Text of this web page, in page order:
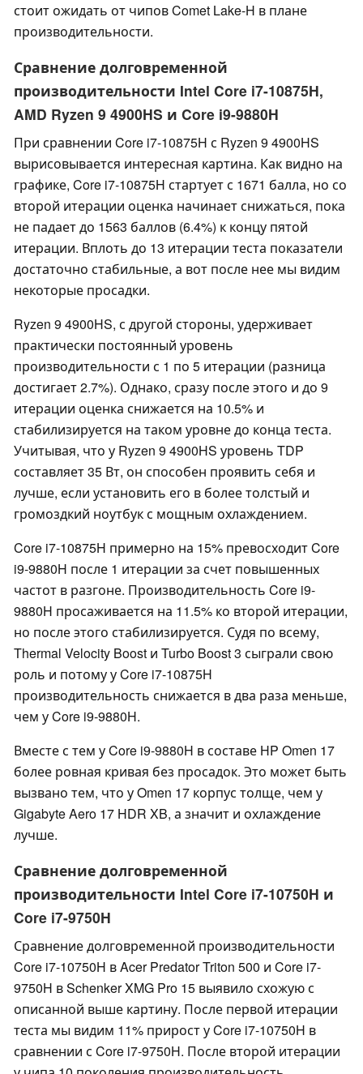
стоит ожидать от чипов Comet Lake-H в плане
производительности.
Сравнение долговременной
производительности Intel Core i7-10875H,
AMD Ryzen 9 4900HS и Core i9-9880H
При сравнении Core i7-10875H с Ryzen 9 4900HS
вырисовывается интересная картина. Как видно на
графике, Core i7-10875H стартует с 1671 балла, но со
второй итерации оценка начинает снижаться, пока
не падает до 1563 баллов (6.4%) к концу пятой
итерации. Вплоть до 13 итерации теста показатели
достаточно стабильные, а вот после нее мы видим
некоторые просадки.
Ryzen 9 4900HS, с другой стороны, удерживает
практически постоянный уровень
производительности с 1 по 5 итерации (разница
достигает 2.7%). Однако, сразу после этого и до 9
итерации оценка снижается на 10.5% и
стабилизируется на таком уровне до конца теста.
Учитывая, что у Ryzen 9 4900HS уровень TDP
составляет 35 Вт, он способен проявить себя и
лучше, если установить его в более толстый и
громоздкий ноутбук с мощным охлаждением.
Core i7-10875H примерно на 15% превосходит Core
i9-9880H после 1 итерации за счет повышенных
частот в разгоне. Производительность Core i9-
9880H просаживается на 11.5% ко второй итерации,
но после этого стабилизируется. Судя по всему,
Thermal Velocity Boost и Turbo Boost 3 сыграли свою
роль и потому у Core i7-10875H
производительность снижается в два раза меньше,
чем у Core i9-9880H.
Вместе с тем у Core i9-9880H в составе HP Omen 17
более ровная кривая без просадок. Это может быть
вызвано тем, что у Omen 17 корпус толще, чем у
Gigabyte Aero 17 HDR XB, а значит и охлаждение
лучше.
Сравнение долговременной
производительности Intel Core i7-10750H и
Core i7-9750H
Сравнение долговременной производительности
Core i7-10750H в Acer Predator Triton 500 и Core i7-
9750H в Schenker XMG Pro 15 выявило схожую с
описанной выше картину. После первой итерации
теста мы видим 11% прирост у Core i7-10750H в
сравнении с Core i7-9750H. После второй итерации